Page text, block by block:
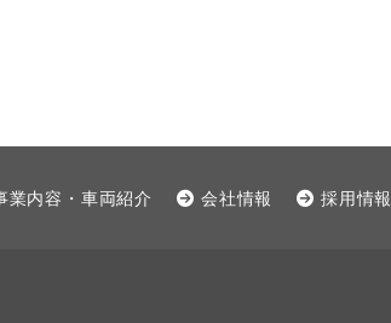
業内容・車両紹介 会社情報 採用情報